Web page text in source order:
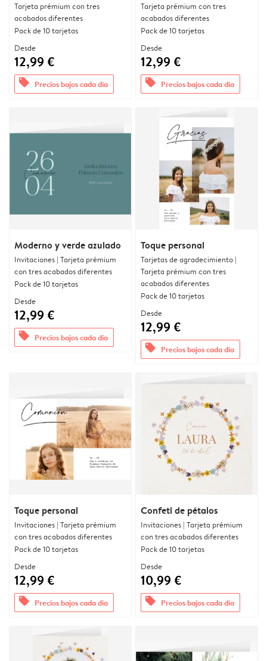
Tarjeta prémium con tres
acabados diferentes
Pack de 10 tarjetas
Desde
12,99 €
offers Precios bajos cada día
Tarjeta prémium con tres
acabados diferentes
Pack de 10 tarjetas
Desde
12,99 €
offers Precios bajos cada día
Moderno y verde azulado
Invitaciones | Tarjeta prémium
con tres acabados diferentes
Pack de 10 tarjetas
Desde
12,99 €
offers Precios bajos cada día
Toque personal
Tarjetas de agradecimiento |
Tarjeta prémium con tres
acabados diferentes
Pack de 10 tarjetas
Desde
12,99 €
offers Precios bajos cada día
Toque personal
Invitaciones | Tarjeta prémium
con tres acabados diferentes
Pack de 10 tarjetas
Desde
12,99 €
offers Precios bajos cada día
Confeti de pétalos
Invitaciones | Tarjeta prémium
con tres acabados diferentes
Pack de 10 tarjetas
Desde
10,99 €
offers Precios bajos cada día